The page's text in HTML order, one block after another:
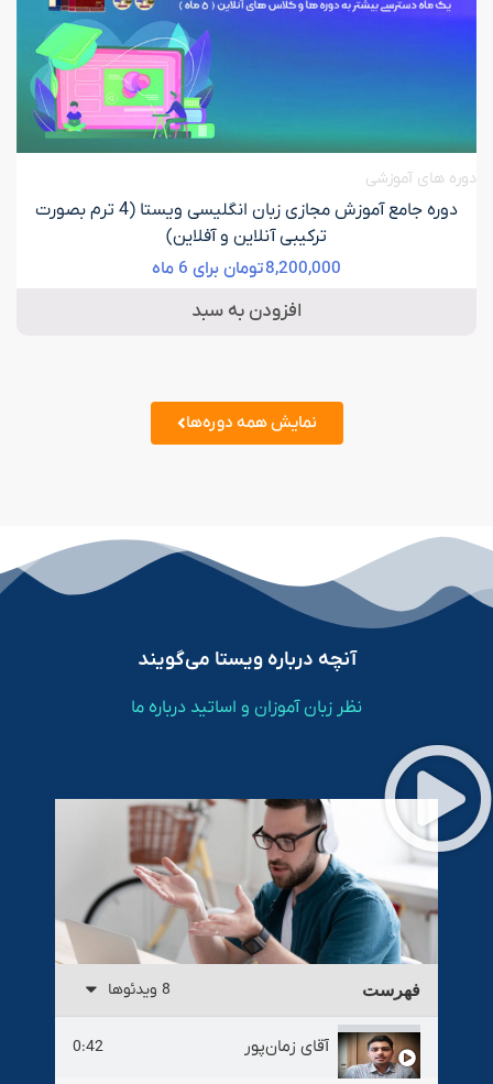
دوره های آموزشی
دوره جامع آموزش مجازی زبان انگلیسی ویستا (4 ترم بصورت
ترکیبی آنلاین و آفلاین)
8,200,000تومان برای 6 ماه
افزودن به سبد
نمایش همه دوره‌ها
آنچه درباره ویستا می‌گویند
نظر زبان آموزان و اساتید درباره ما
فهرست 8 ویدئوها
آقای زمان‌پور 0:42